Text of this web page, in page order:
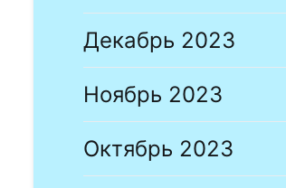
Декабрь 2023
Ноябрь 2023
Октябрь 2023